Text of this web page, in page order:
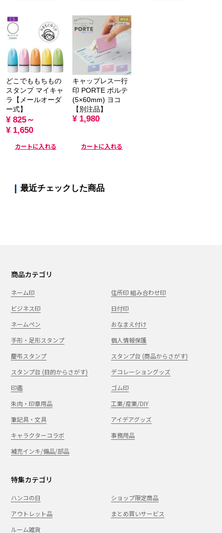
どこでももちもの
スタンプ マイキャ
ラ【メールオーダ
ー式】
¥ 825～
¥ 1,650
カートに入れる
キャップレス一行
印 PORTE ポルテ
(5×60mm) ヨコ
【別注品】
¥ 1,980
カートに入れる
最近チェックした商品
商品カテゴリ
ネーム印
住所印 組み合わせ印
ビジネス印
日付印
ネームペン
おなまえ付け
手形・足形スタンプ
個人情報保護
慶弔スタンプ
スタンプ台 (商品からさがす)
スタンプ台 (目的からさがす)
デコレーショングッズ
印鑑
ゴム印
朱肉・印章用品
工業/産業/DIY
筆記具・文具
アイデアグッズ
キャラクターコラボ
事務用品
補充インキ/備品/部品
特集カテゴリ
ハンコの日
ショップ限定商品
アウトレット品
まとめ買いサービス
ルーム雑貨